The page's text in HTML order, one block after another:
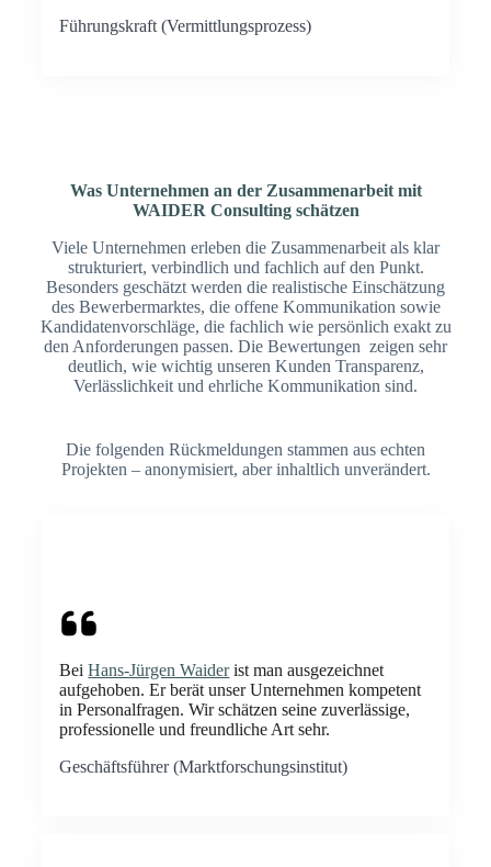
Führungskraft (Vermittlungsprozess)
Was Unternehmen an der Zusammenarbeit mit
WAIDER Consulting schätzen
Viele Unternehmen erleben die Zusammenarbeit als klar
strukturiert, verbindlich und fachlich auf den Punkt.
Besonders geschätzt werden die realistische Einschätzung
des Bewerbermarktes, die offene Kommunikation sowie
Kandidatenvorschläge, die fachlich wie persönlich exakt zu
den Anforderungen passen. Die Bewertungen zeigen sehr
deutlich, wie wichtig unseren Kunden Transparenz,
Verlässlichkeit und ehrliche Kommunikation sind.
Die folgenden Rückmeldungen stammen aus echten
Projekten – anonymisiert, aber inhaltlich unverändert.
BeiHans-Jürgen Waiderist man ausgezeichnet
aufgehoben. Er berät unser Unternehmen kompetent
in Personalfragen. Wir schätzen seine zuverlässige,
professionelle und freundliche Art sehr.
Geschäftsführer (Marktforschungsinstitut)